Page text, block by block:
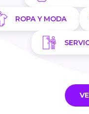
ROPA Y MODA